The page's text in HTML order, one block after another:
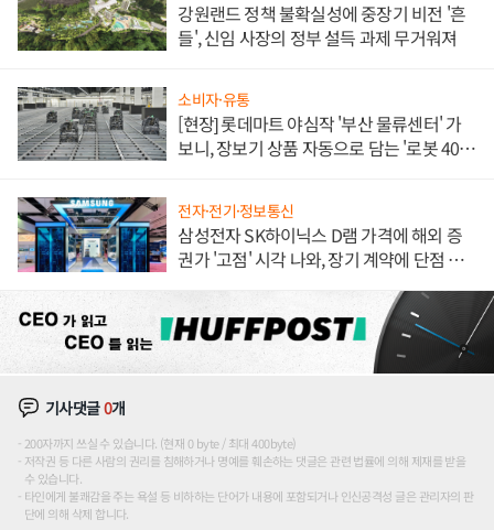
강원랜드 정책 불확실성에 중장기 비전 '흔
들', 신임 사장의 정부 설득 과제 무거워져
소비자·유통
[현장] 롯데마트 야심작 '부산 물류센터' 가
보니, 장보기 상품 자동으로 담는 '로봇 400
전자·전기·정보통신
삼성전자 SK하이닉스 D램 가격에 해외 증
권가 '고점' 시각 나와, 장기 계약에 단점 부
기사댓글0개
200자까지 쓰실 수 있습니다. (현재 0 byte / 최대 400byte)
저작권 등 다른 사람의 권리를 침해하거나 명예를 훼손하는 댓글은 관련 법률에 의해 제재를 받을
수 있습니다.
타인에게 불쾌감을 주는 욕설 등 비하하는 단어가 내용에 포함되거나 인신공격성 글은 관리자의 판
단에 의해 삭제 합니다.